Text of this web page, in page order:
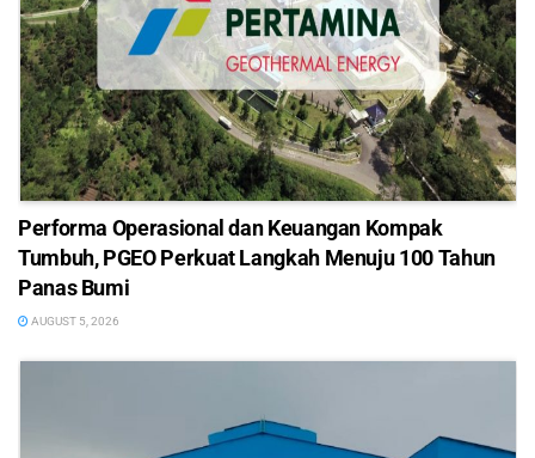
Performa Operasional dan Keuangan Kompak
Tumbuh, PGEO Perkuat Langkah Menuju 100 Tahun
Panas Bumi
AUGUST 5, 2026